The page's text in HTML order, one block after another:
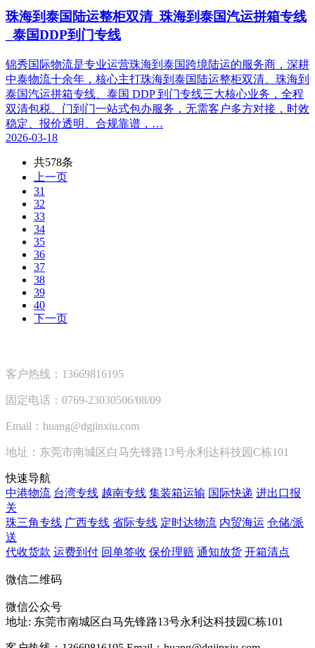
珠海到泰国陆运整柜双清_珠海到泰国汽运拼箱专线
_泰国DDP到门专线
锦秀国际物流是专业运营珠海到泰国跨境陆运的服务商，深耕
中泰物流十余年，核心主打珠海到泰国陆运整柜双清、珠海到
泰国汽运拼箱专线、泰国 DDP 到门专线三大核心业务，全程
双清包税、门到门一站式包办服务，无需客户多方对接，时效
稳定、报价透明、合规靠谱，…
2026-03-18
共578条
上一页
31
32
33
34
35
36
37
38
39
40
下一页
客户热线：13669816195
固定电话：0769-23030506/08/09
Email：huang@dgjinxiu.com
地址：东莞市南城区白马先锋路13号永利达科技园C栋101
快速导航
中港物流 台湾专线 越南专线 集装箱运输 国际快递 进出口报
关
珠三角专线 广西专线 省际专线 定时达物流 内贸海运 仓储/派
送
代收货款 运费到付 回单签收 保价理赔 通知放货 开箱清点
微信二维码
微信公众号
地址: 东莞市南城区白马先锋路13号永利达科技园C栋101